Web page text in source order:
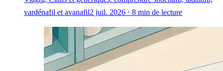
vardénafil et avanafil2 juil. 2026 ⋅ 8 min de lecture